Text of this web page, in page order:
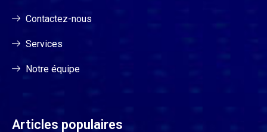
Contactez-nous
Services
Notre équipe
Articles populaires